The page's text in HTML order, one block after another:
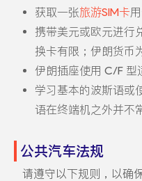
获取一张旅游SIM卡
携带美元或欧元进行
换卡有限；伊朗货币
伊朗插座使用 C/F 型
学习基本的波斯语或
语在终端机之外并不
公共汽车法规
请遵守以下规则，以确